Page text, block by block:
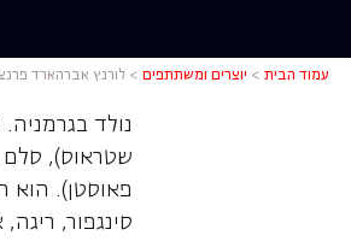
עמוד הבית > יוצרים ומשתתפים >לורנץ אברהארד
נולד
שטראוס), סלם
פאוסטן). הוא
סינגפור,